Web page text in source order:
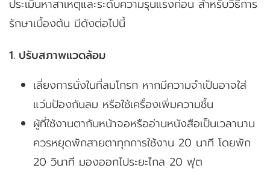
ประเมินหาสาเหตุและระดับความรุนแรงก่อน สำหรับวิธีการ
รักษาเบื้องต้น มีดังต่อไปนี้
1. ปรับสภาพแวดล้อม
เลี่ยงการนั่งในที่ลมโกรก หากมีความจำเป็นอาจใส่
แว่นป้องกันลม หรือใช้เครื่องเพิ่มความชื้น
ผู้ที่ใช้งานตากับหน้าจอหรืออ่านหนังสือเป็นเวลานาน
ควรหยุดพักสายตาทุกการใช้งาน 20 นาที โดยพัก
20 วินาที มองออกไประยะไกล 20 ฟุต